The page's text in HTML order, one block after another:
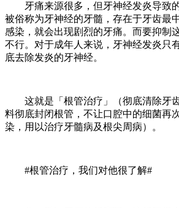
牙痛来源很多，但牙神经发炎导致的
被俗称为牙神经的牙髓，存在于牙齿最
感染，就会出现剧烈的牙痛。而要抑制
不行。对于成年人来说，牙神经发炎
底去除发炎的牙神经。
这就是「根管治疗」（彻底清除牙
料彻底封闭根管，不让口腔中的细菌再
染，用以治疗牙髓病及根尖周病）。
#根管治疗，我们对他很了解#